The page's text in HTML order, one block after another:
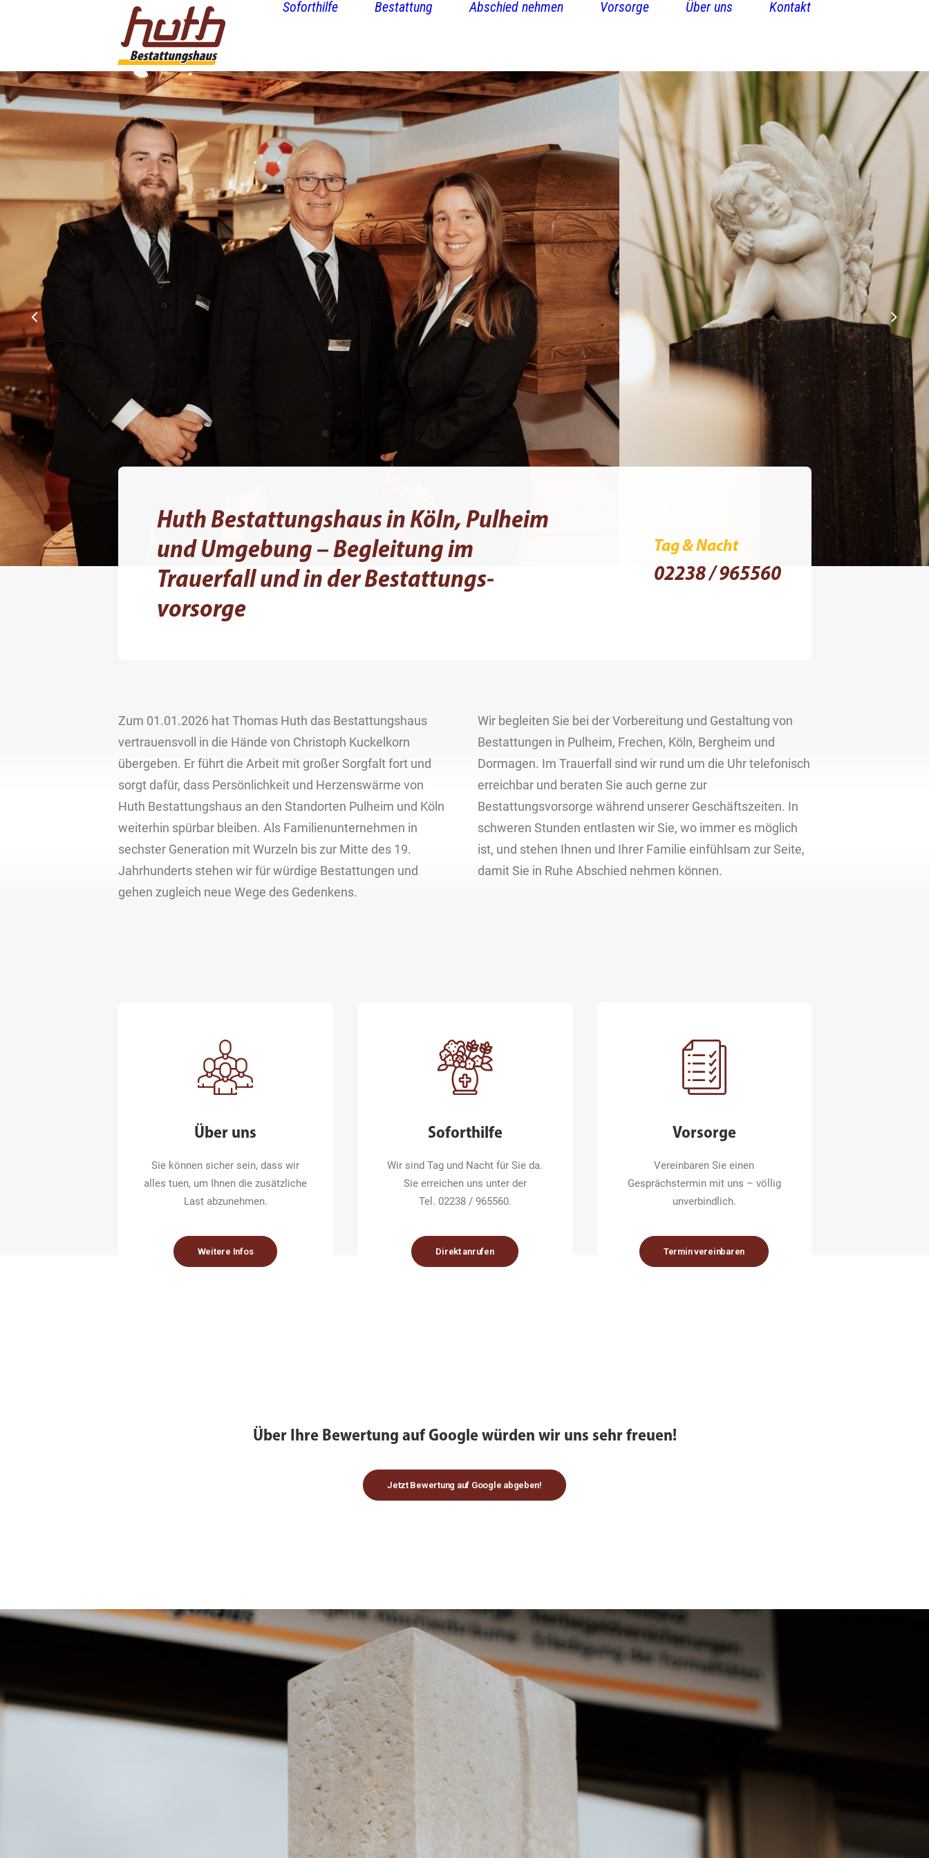
Soforthilfe Bestattung Abschied nehmen Vorsorge Über uns Kontakt
Huth Bestattungshausin Köln, Pulheim
und Umgebung – Begleitung im
Trauerfall und in der Bestattungs­­
vorsorge
Tag & Nacht
02238 / 965560
Zum 01.01.2026 hat Thomas Huth das Bestattungshaus
vertrauensvoll in die Hände von Christoph Kuckelkorn
übergeben. Er führt die Arbeit mit großer Sorgfalt fort und
sorgt dafür, dass Persönlichkeit und Herzenswärme von
Huth Bestattungshaus an den Standorten Pulheim und Köln
weiterhin spürbar bleiben. Als Familienunternehmen in
sechster Generation mit Wurzeln bis zur Mitte des 19.
Jahrhunderts stehen wir für würdige Bestattungen und
gehen zugleich neue Wege des Gedenkens.
Wir begleiten Sie bei der Vorbereitung und Gestaltung von
Bestattungen in Pulheim, Frechen, Köln, Bergheim und
Dormagen. Im Trauerfall sind wir rund um die Uhr telefonisch
erreichbar und beraten Sie auch gerne zur
Bestattungsvorsorge während unserer Geschäftszeiten. In
schweren Stunden entlasten wir Sie, wo immer es möglich
ist, und stehen Ihnen und Ihrer Familie einfühlsam zur Seite,
damit Sie in Ruhe Abschied nehmen können.
Über uns
Sie können sicher sein, dass wir
alles tuen, um Ihnen die zusätzliche
Last abzunehmen.
Weitere Infos
Soforthilfe
Wir sind Tag und Nacht für Sie da.
Sie erreichen uns unter der
Tel. 02238 / 965560.
Direkt anrufen
Vorsorge
Vereinbaren Sie einen
Gesprächstermin mit uns – völlig
unverbindlich.
Termin vereinbaren
Über Ihre Bewertung auf Google würden wir uns sehr freuen!
Jetzt Bewertung auf Google abgeben!